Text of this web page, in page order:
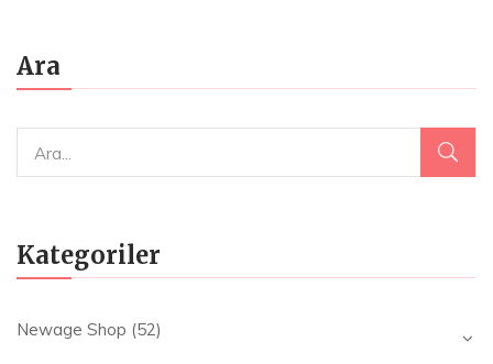
Ara
Kategoriler
Newage Shop (52)